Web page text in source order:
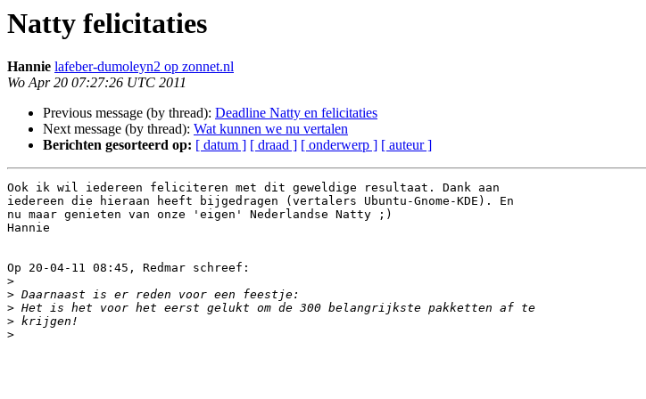
Natty felicitaties
Hannie lafeber-dumoleyn2 op zonnet.nl
Wo Apr 20 07:27:26 UTC 2011
Previous message (by thread): Deadline Natty en felicitaties
Next message (by thread): Wat kunnen we nu vertalen
Berichten gesorteerd op: [ datum ] [ draad ] [ onderwerp ] [ auteur ]
Ook ik wil iedereen feliciteren met dit geweldige resultaat. Dank aan
iedereen die hieraan heeft bijgedragen (vertalers Ubuntu-Gnome-KDE). En
nu maar genieten van onze 'eigen' Nederlandse Natty ;)
Hannie
Op 20-04-11 08:45, Redmar schreef:
>
>
>
>
>